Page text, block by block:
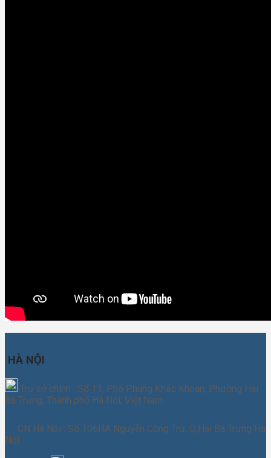
HÀ NỘI
Trụ sở chính : Số 11, Phố Phùng Khắc Khoan, Phường Hai
Bà Trưng, Thành phố Hà Nội, Việt Nam
CN Hà Nội : Số 106HA Nguyễn Công Trứ, Q.Hai Bà Trưng Hà
Nội